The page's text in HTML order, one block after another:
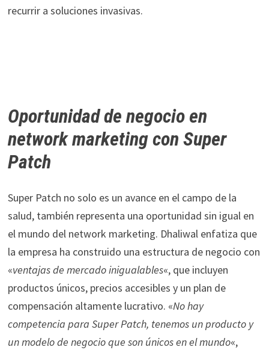
recurrir a soluciones invasivas.
Oportunidad de negocio en
network marketing con Super
Patch
Super Patch no solo es un avance en el campo de la
salud, también representa una oportunidad sin igual en
el mundo del network marketing. Dhaliwal enfatiza que
la empresa ha construido una estructura de negocio con
«ventajas de mercado inigualables«, que incluyen
productos únicos, precios accesibles y un plan de
compensación altamente lucrativo. «No hay
competencia para Super Patch, tenemos un producto y
un modelo de negocio que son únicos en el mundo«,